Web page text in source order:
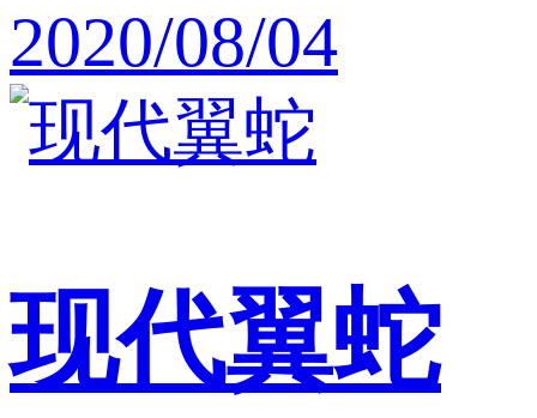
2020/08/04
现代翼蛇